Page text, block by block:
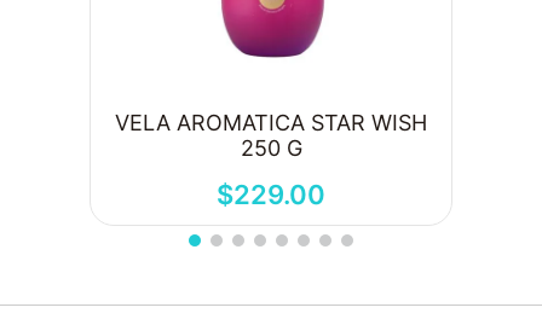
VELA AROMATICA STAR WISH
250 G
$229.00